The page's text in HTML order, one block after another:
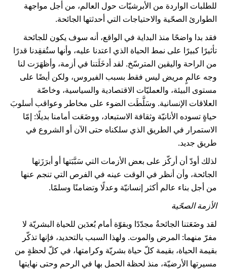
للطلبات الواردة من الأبرشيّات حول العالم، من أجل مواجهة
الطوارئ الصحّية والاحتياجات التي أحدثتها الجائحة.
فقد بدا واضحًا منذ البداية في الواقع، أنه سوف يكون للجائحة
تأثيرًا كبيرًا على نمط الحياة الذي اعتدنا عليه، وأنها ستُفقِدنا قدرًا
من الراحة واليقين المترسّخ. لقد أدخَلَتنا في أزمة، وأظهَرَت لنا
وجه عالمٍ مريض ليس فقط بسبب الفيروس، ولكن أيضًا على
مستوى البيئة، والعمليّات الاقتصادية والسياسية، وخاصّة
العلاقات الإنسانية. وسَلَّطَت الضوء على مخاطر وعواقب أسلوبَ
حياةٍ تسوده الأنانيّة وثقافة الاستبعاد، ووضَعَت أمامنا بديلًا: إمّا
الاستمرار في الطريق الذي سلكناه حتى الآن أو الشروع في
طريق جديد.
لذلك أودّ أن أركّز على بعض الأزمات التي سَبَّبَتها أو أبرَزَتها
الجائحة، وأن أنظر في الوقت عينه في الفرص التي تنجم عنها
من أجل بناء عالم أكثر إنسانيّة وعدلًا وتضامنًا وسلمًا.
الأزمة الصحّية
لقد وضَعَتنا الجائحةُ مجدّدًا وبقوّة أمام بُعدَين للحياة البشريّة لا
مفرّ منهما: المرض والموت. ولهذا السبب بالتحديد، فإنها تذكّر
بقيمة الحياة، بقيمة كلّ حياة بشريّة وكرامتها، في كلّ لحظةٍ من
مسيرتها الأرضيّة، منذ لحظة الحمل بها في الرحم وحتى نهايتها